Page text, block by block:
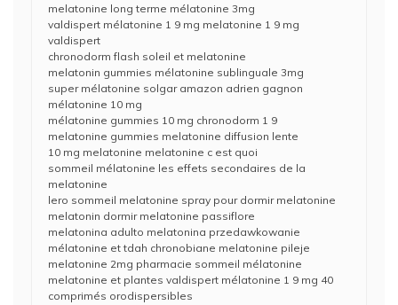
melatonine long terme mélatonine 3mg
valdispert mélatonine 1 9 mg melatonine 1 9 mg
valdispert
chronodorm flash soleil et melatonine
melatonin gummies mélatonine sublinguale 3mg
super mélatonine solgar amazon adrien gagnon
mélatonine 10 mg
mélatonine gummies 10 mg chronodorm 1 9
melatonine gummies melatonine diffusion lente
10 mg melatonine melatonine c est quoi
sommeil mélatonine les effets secondaires de la
melatonine
lero sommeil melatonine spray pour dormir melatonine
melatonin dormir melatonine passiflore
melatonina adulto melatonina przedawkowanie
mélatonine et tdah chronobiane melatonine pileje
melatonine 2mg pharmacie sommeil mélatonine
melatonine et plantes valdispert mélatonine 1 9 mg 40
comprimés orodispersibles